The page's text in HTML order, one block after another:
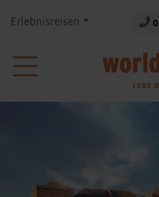
Erlebnisreisen